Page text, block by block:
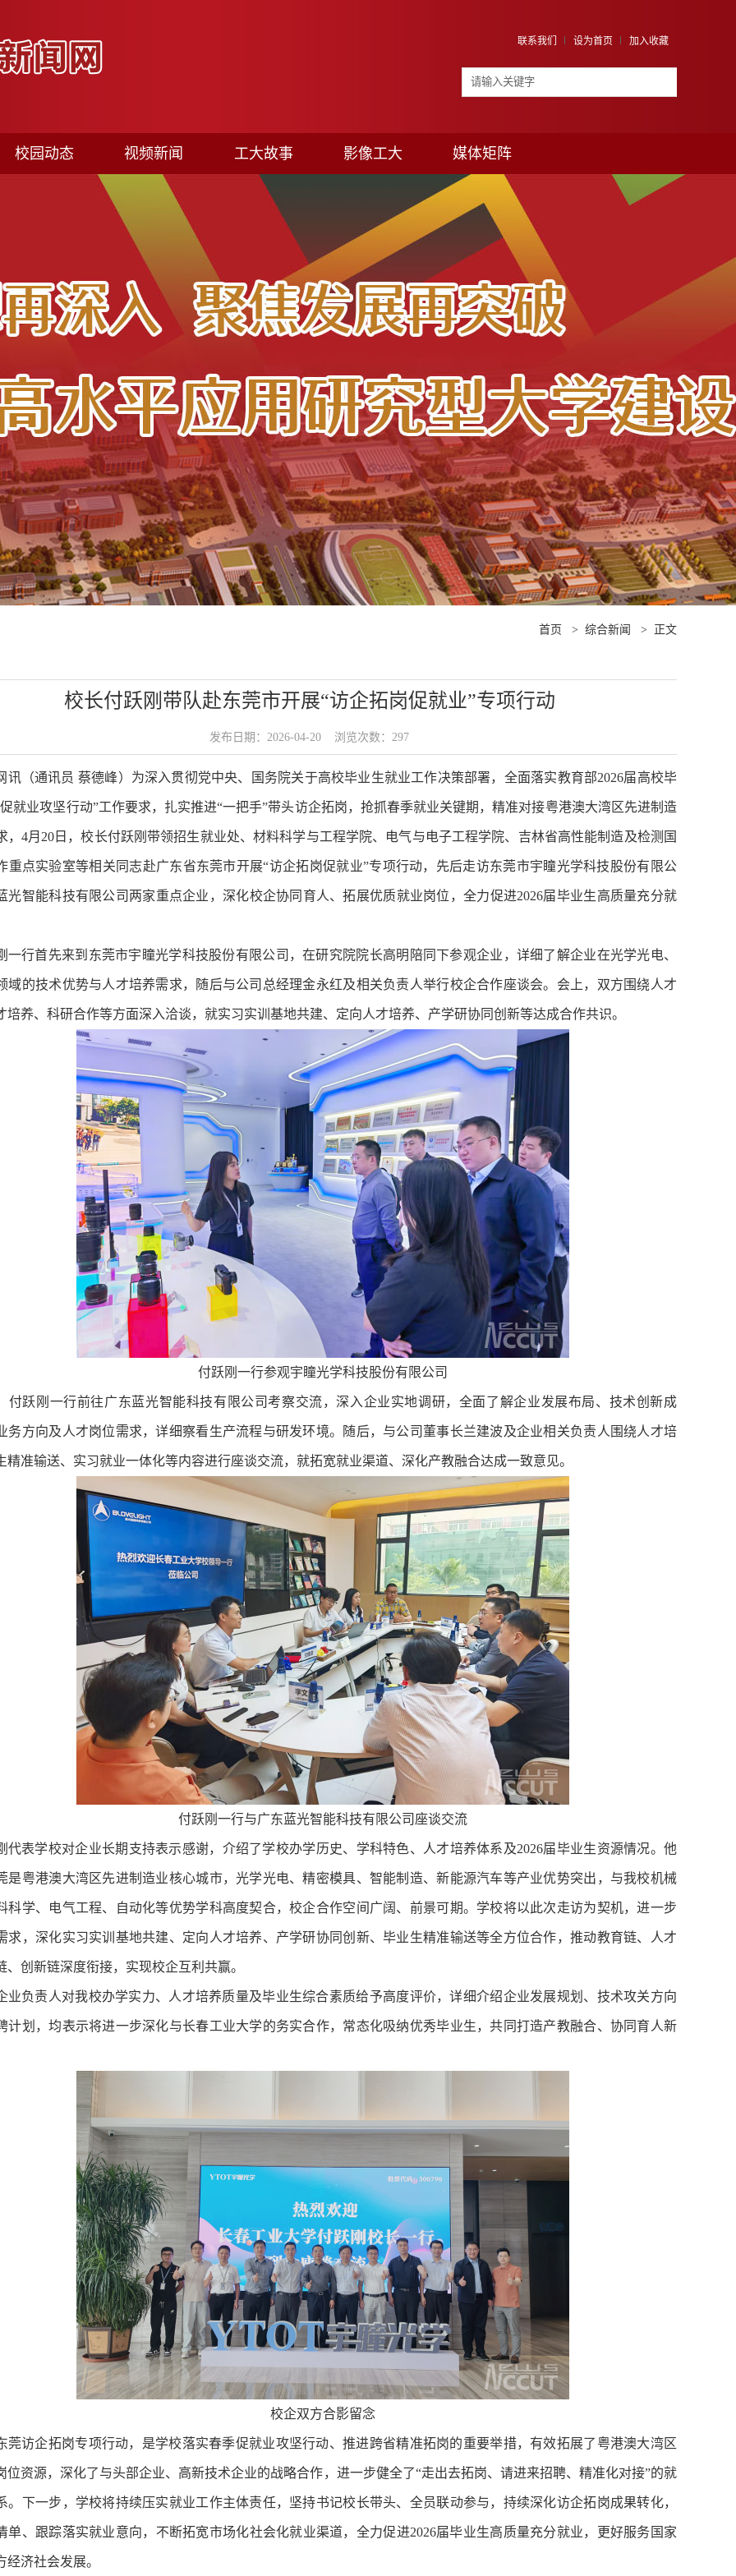
联系我们 设为首页 加入收藏
校园动态 视频新闻 工大故事 影像工大 媒体矩阵
首页 > 综合新闻 > 正文
校长付跃刚带队赴东莞市开展“访企拓岗促就业”专项行动
发布日期：2026-04-20 浏览次数： 297
讯（通讯员 蔡德峰） 为深入贯彻党中央、国务院关于高校毕业生就业工作决策部署，全面落实教育部2026届高校毕
就业攻坚行动”工作要求，扎实推进“一把手”带头访企拓岗，抢抓春季就业关键期，精准对接粤港澳大湾区先进制造
，4月20日，校长付跃刚带领招生就业处、材料科学与工程学院、电气与电子工程学院、吉林省高性能制造及检测国
重点实验室等相关同志赴广东省东莞市开展“访企拓岗促就业”专项行动，先后走访东莞市宇瞳光学科技股份有限公
光智能科技有限公司两家重点企业，深化校企协同育人、拓展优质就业岗位，全力促进2026届毕业生高质量充分就
一行首先来到东莞市宇瞳光学科技股份有限公司，在研究院院长高明陪同下参观企业，详细了解企业在光学光电、
域的技术优势与人才培养需求，随后与公司总经理金永红及相关负责人举行校企合作座谈会。会上，双方围绕人才
培养、科研合作等方面深入洽谈，就实习实训基地共建、定向人才培养、产学研协同创新等达成合作共识。
付跃刚一行参观宇瞳光学科技股份有限公司
付跃刚一行前往广东蓝光智能科技有限公司考察交流，深入企业实地调研，全面了解企业发展布局、技术创新成
务方向及人才岗位需求，详细察看生产流程与研发环境。随后，与公司董事长兰建波及企业相关负责人围绕人才培
精准输送、实习就业一体化等内容进行座谈交流，就拓宽就业渠道、深化产教融合达成一致意见。
付跃刚一行与广东蓝光智能科技有限公司座谈交流
代表学校对企业长期支持表示感谢，介绍了学校办学历史、学科特色、人才培养体系及2026届毕业生资源情况。他
是粤港澳大湾区先进制造业核心城市，光学光电、精密模具、智能制造、新能源汽车等产业优势突出，与我校机械
科学、电气工程、自动化等优势学科高度契合，校企合作空间广阔、前景可期。学校将以此次走访为契机，进一步
求，深化实习实训基地共建、定向人才培养、产学研协同创新、毕业生精准输送等全方位合作，推动教育链、人才
、创新链深度衔接，实现校企互利共赢。
业负责人对我校办学实力、人才培养质量及毕业生综合素质给予高度评价，详细介绍企业发展规划、技术攻关方向
计划，均表示将进一步深化与长春工业大学的务实合作，常态化吸纳优秀毕业生，共同打造产教融合、协同育人新
校企双方合影留念
莞访企拓岗专项行动，是学校落实春季促就业攻坚行动、推进跨省精准拓岗的重要举措，有效拓展了粤港澳大湾区
位资源，深化了与头部企业、高新技术企业的战略合作，进一步健全了“走出去拓岗、请进来招聘、精准化对接”的就
。下一步，学校将持续压实就业工作主体责任，坚持书记校长带头、全员联动参与，持续深化访企拓岗成果转化，
单、跟踪落实就业意向，不断拓宽市场化社会化就业渠道，全力促进2026届毕业生高质量充分就业，更好服务国家
经济社会发展。